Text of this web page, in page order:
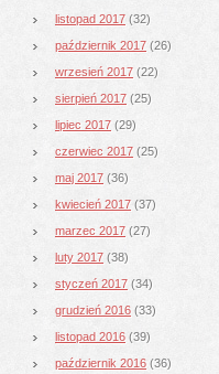
listopad 2017 (32)
październik 2017 (26)
wrzesień 2017 (22)
sierpień 2017 (25)
lipiec 2017 (29)
czerwiec 2017 (25)
maj 2017 (36)
kwiecień 2017 (37)
marzec 2017 (27)
luty 2017 (38)
styczeń 2017 (34)
grudzień 2016 (33)
listopad 2016 (39)
październik 2016 (36)